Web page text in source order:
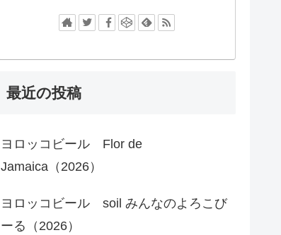
最近の投稿
ヨロッコビール Flor de
Jamaica（2026）
ヨロッコビール soil みんなのよろこび
ーる（2026）